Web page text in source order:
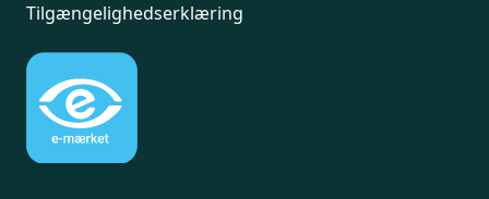
Tilgængelighedserklæring